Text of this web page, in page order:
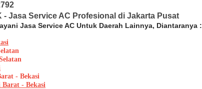
- Jasa Service AC Profesional di Jakarta Pusat
Jasa Service AC Untuk Daerah Lainnya, Diantaranya :
- Bekasi
Barat - Bekasi